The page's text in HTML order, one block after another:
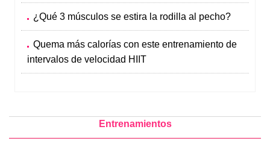
¿Qué 3 músculos se estira la rodilla al pecho?
Quema más calorías con este entrenamiento de
intervalos de velocidad HIIT
Entrenamientos